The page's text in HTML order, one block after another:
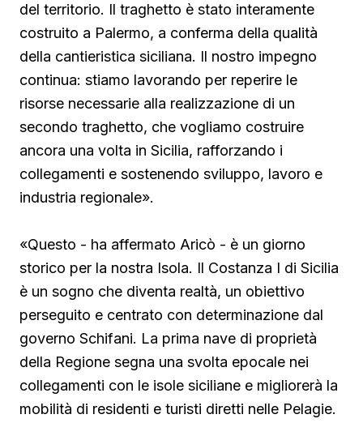
del territorio. Il traghetto è stato interamente
costruito a Palermo, a conferma della qualità
della cantieristica siciliana. Il nostro impegno
continua: stiamo lavorando per reperire le
risorse necessarie alla realizzazione di un
secondo traghetto, che vogliamo costruire
ancora una volta in Sicilia, rafforzando i
collegamenti e sostenendo sviluppo, lavoro e
industria regionale».
«Questo - ha affermato Aricò - è un giorno
storico per la nostra Isola. Il Costanza I di Sicilia
è un sogno che diventa realtà, un obiettivo
perseguito e centrato con determinazione dal
governo Schifani. La prima nave di proprietà
della Regione segna una svolta epocale nei
collegamenti con le isole siciliane e migliorerà la
mobilità di residenti e turisti diretti nelle Pelagie.